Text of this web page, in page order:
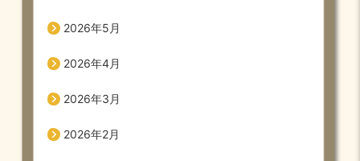
2026年5月
2026年4月
2026年3月
2026年2月